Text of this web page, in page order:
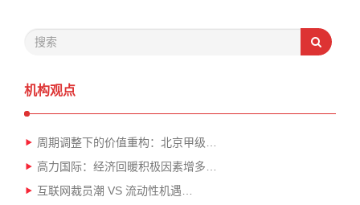
机构观点
周期调整下的价值重构：北京甲级…
高力国际：经济回暖积极因素增多…
互联网裁员潮 VS 流动性机遇…